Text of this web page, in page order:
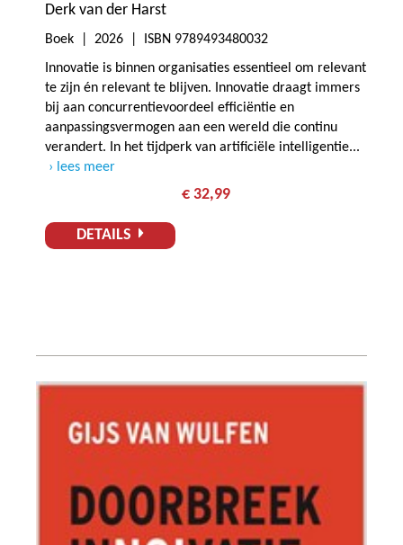
Derk van der Harst
Boek | 2026 | ISBN 9789493480032
Innovatie is binnen organisaties essentieel om relevant
te zijn én relevant te blijven. Innovatie draagt immers
bij aan concurrentievoordeel efficiëntie en
aanpassingsvermogen aan een wereld die continu
verandert. In het tijdperk van artificiële intelligentie...
lees meer
€ 32,99
DETAILS